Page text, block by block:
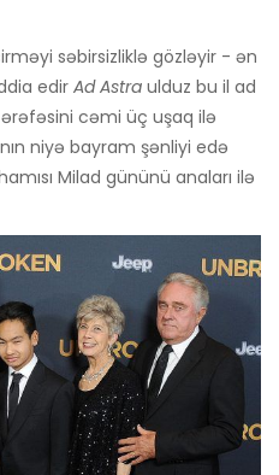
səbirsizliklə gözləyir - ən
edir Ad Astra ulduz bu il ad
cəmi üç uşaq ilə
niyə bayram şənliyi edə
Milad gününü anaları ilə